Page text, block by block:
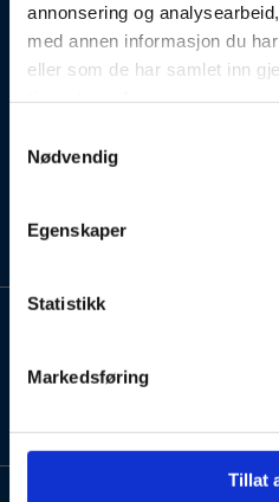
annonsering og
med annen informasjon du
eller som de har samlet inn
Nødvendig
Egenskaper
Statistikk
Markedsføring
Tillat
BLÅ KURÉR AS
Pb 58
Org.nr: 961 678 889
 +47 35 93 19 40